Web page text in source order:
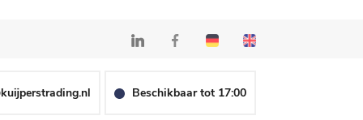
Beschikbaar tot 17:00